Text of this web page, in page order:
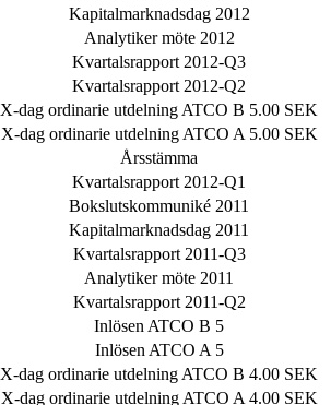
Kapitalmarknadsdag 2012
Analytiker möte 2012
Kvartalsrapport 2012-Q3
Kvartalsrapport 2012-Q2
X-dag ordinarie utdelning ATCO B 5.00 SEK
X-dag ordinarie utdelning ATCO A 5.00 SEK
Årsstämma
Kvartalsrapport 2012-Q1
Bokslutskommuniké 2011
Kapitalmarknadsdag 2011
Kvartalsrapport 2011-Q3
Analytiker möte 2011
Kvartalsrapport 2011-Q2
Inlösen ATCO B 5
Inlösen ATCO A 5
X-dag ordinarie utdelning ATCO B 4.00 SEK
X-dag ordinarie utdelning ATCO A 4.00 SEK